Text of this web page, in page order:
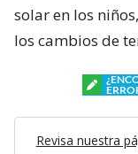
solar en los
los cambios de
Revisa nuestra